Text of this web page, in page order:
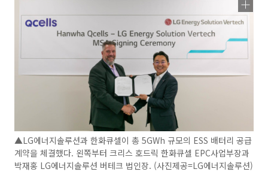
▲LG에너지솔루션과 한화큐셀이 총 5GWh 규모의 ESS 배터리 공급
계약을 체결했다. 왼쪽부터 크리스 호드릭 한화큐셀 EPC사업부장과
박재홍 LG에너지솔루션 버테크 법인장. (사진제공=LG에너지솔루션)